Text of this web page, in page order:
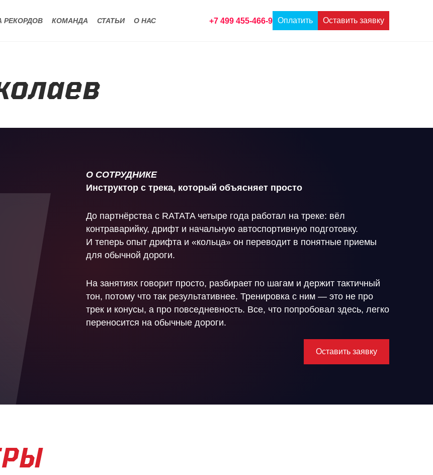
РЕКОРДОВ КОМАНДА СТАТЬИ О НАС +7 499 455-466-9 Оплатить Оставить заявку
О СОТРУДНИКЕ
Инструктор с трека, который объясняет просто
До партнёрства с RATATA четыре года работал на треке: вёл
контраварийку, дрифт и начальную автоспортивную подготовку.
И теперь опыт дрифта и «кольца» он переводит в понятные приемы
для обычной дороги.
На занятиях говорит просто, разбирает по шагам и держит тактичный
тон, потому что так результативнее. Тренировка с ним — это не про
трек и конусы, а про повседневность. Все, что попробовал здесь, легко
переносится на обычные дороги.
Оставить заявку